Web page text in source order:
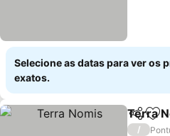
Selecione as datas para ver os
exatos.
Partilhar
Terra
/